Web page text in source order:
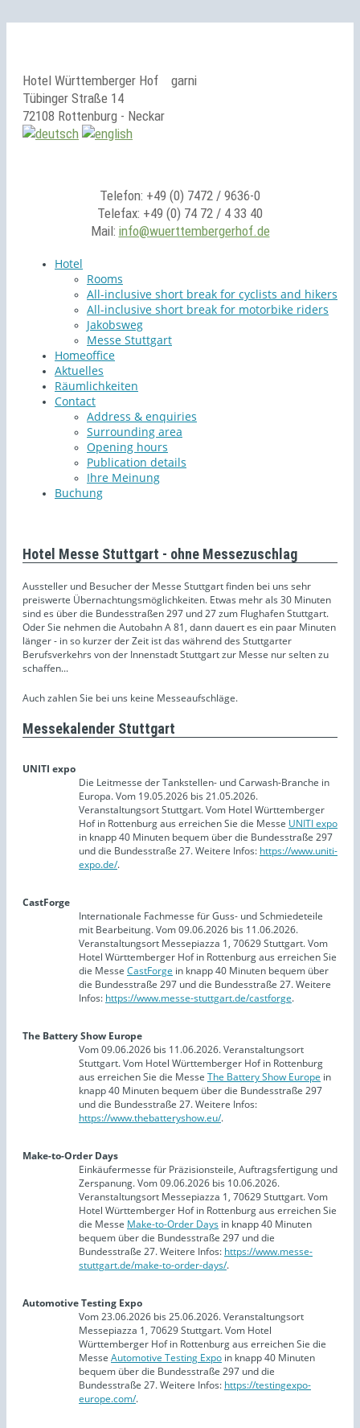
Hotel Württemberger Hof
garni
Tübinger Straße 14
72108 Rottenburg - Neckar
Telefon: +49 (0) 7472 / 9636-0
Telefax: +49 (0) 74 72 / 4 33 40
Mail: info@wuerttembergerhof.de
Hotel
Rooms
All-inclusive short break for cyclists and hikers
All-inclusive short break for motorbike riders
Jakobsweg
Messe Stuttgart
Homeoffice
Aktuelles
Räumlichkeiten
Contact
Address & enquiries
Surrounding area
Opening hours
Publication details
Ihre Meinung
Buchung
Hotel Messe Stuttgart - ohne Messezuschlag
Aussteller und Besucher der Messe Stuttgart finden bei uns sehr
preiswerte Übernachtungsmöglichkeiten. Etwas mehr als 30 Minuten
sind es über die Bundesstraßen 297 und 27 zum Flughafen Stuttgart.
Oder Sie nehmen die Autobahn A 81, dann dauert es ein paar Minuten
länger - in so kurzer der Zeit ist das während des Stuttgarter
Berufsverkehrs von der Innenstadt Stuttgart zur Messe nur selten zu
schaffen...
Auch zahlen Sie bei uns keine Messeaufschläge.
Messekalender Stuttgart
UNITI expo
Die Leitmesse der Tankstellen- und Carwash-Branche in
Europa. Vom 19.05.2026 bis 21.05.2026.
Veranstaltungsort Stuttgart. Vom Hotel Württemberger
Hof in Rottenburg aus erreichen Sie die Messe UNITI expo
in knapp 40 Minuten bequem über die Bundesstraße 297
und die Bundesstraße 27. Weitere Infos: https://www.uniti-
expo.de/.
CastForge
Internationale Fachmesse für Guss- und Schmiedeteile
mit Bearbeitung. Vom 09.06.2026 bis 11.06.2026.
Veranstaltungsort Messepiazza 1, 70629 Stuttgart. Vom
Hotel Württemberger Hof in Rottenburg aus erreichen Sie
die Messe CastForge in knapp 40 Minuten bequem über
die Bundesstraße 297 und die Bundesstraße 27. Weitere
Infos: https://www.messe-stuttgart.de/castforge.
The Battery Show Europe
Vom 09.06.2026 bis 11.06.2026. Veranstaltungsort
Stuttgart. Vom Hotel Württemberger Hof in Rottenburg
aus erreichen Sie die Messe The Battery Show Europe in
knapp 40 Minuten bequem über die Bundesstraße 297
und die Bundesstraße 27. Weitere Infos:
https://www.thebatteryshow.eu/.
Make-to-Order Days
Einkäufermesse für Präzisionsteile, Auftragsfertigung und
Zerspanung. Vom 09.06.2026 bis 10.06.2026.
Veranstaltungsort Messepiazza 1, 70629 Stuttgart. Vom
Hotel Württemberger Hof in Rottenburg aus erreichen Sie
die Messe Make-to-Order Days in knapp 40 Minuten
bequem über die Bundesstraße 297 und die
Bundesstraße 27. Weitere Infos: https://www.messe-
stuttgart.de/make-to-order-days/.
Automotive Testing Expo
Vom 23.06.2026 bis 25.06.2026. Veranstaltungsort
Messepiazza 1, 70629 Stuttgart. Vom Hotel
Württemberger Hof in Rottenburg aus erreichen Sie die
Messe Automotive Testing Expo in knapp 40 Minuten
bequem über die Bundesstraße 297 und die
Bundesstraße 27. Weitere Infos: https://testingexpo-
europe.com/.